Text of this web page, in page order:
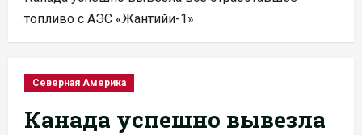
топливо с АЭС «Жантийи-1»
Северная Америка
Канада успешно вывезла